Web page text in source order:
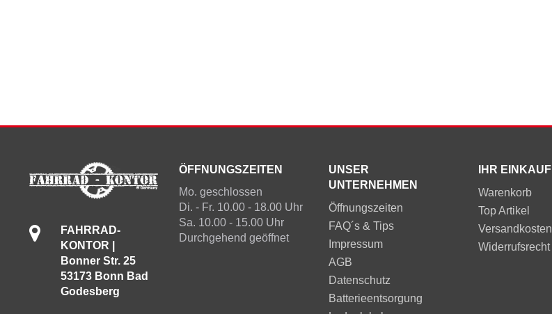
FAHRRAD-
KONTOR |
Bonner Str. 25
53173 Bonn Bad
Godesberg
ÖFFNUNGSZEITEN
Mo. geschlossen
Di. - Fr. 10.00 - 18.00 Uhr
Sa. 10.00 - 15.00 Uhr
Durchgehend geöffnet
UNSER
UNTERNEHMEN
Öffnungszeiten
FAQ´s & Tips
Impressum
AGB
Datenschutz
Batterieentsorgung
IHR EINKAUF
Warenkorb
Top Artikel
Versandkosten
Widerrufsrecht